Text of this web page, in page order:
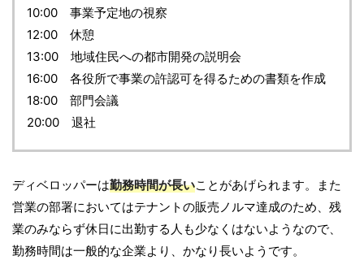
10:00 事業予定地の視察
12:00 休憩
13:00 地域住民への都市開発の説明会
16:00 各役所で事業の許認可を得るための書類を作成
18:00 部門会議
20:00 退社
ディベロッパーは勤務時間が長いことがあげられます。また
営業の部署においてはテナントの販売ノルマ達成のため、残
業のみならず休日に出勤する人も少なくはないようなので、
勤務時間は一般的な企業より、かなり長いようです。